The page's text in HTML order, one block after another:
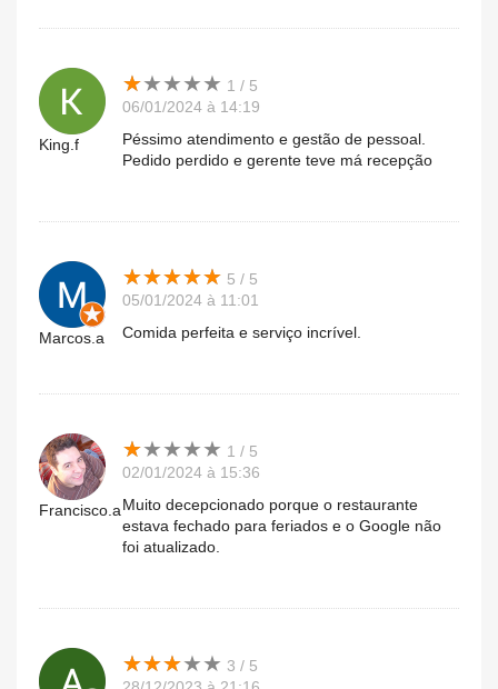
King.f
★★★★★
★★★★★ 1 / 5
06/01/2024 à 14:19
Péssimo atendimento e gestão de pessoal.
Pedido perdido e gerente teve má recepção
Marcos.a
★★★★★
★★★★★ 5 / 5
05/01/2024 à 11:01
Comida perfeita e serviço incrível.
Francisco.a
★★★★★
★★★★★ 1 / 5
02/01/2024 à 15:36
Muito decepcionado porque o restaurante
estava fechado para feriados e o Google não
foi atualizado.
★★★★★
★★★★★ 3 / 5